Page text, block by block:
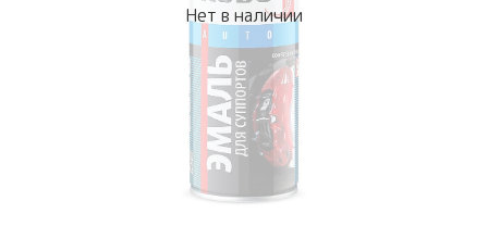
Нет в наличии